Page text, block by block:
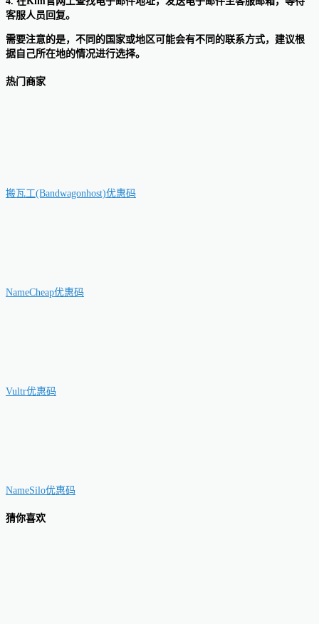
客服人员回复。
需要注意的是，不同的国家或地区可能会有不同的联系方式，建议根
据自己所在地的情况进行选择。
热门商家
搬瓦工(Bandwagonhost)优惠码
NameCheap优惠码
Vultr优惠码
NameSilo优惠码
猜你喜欢